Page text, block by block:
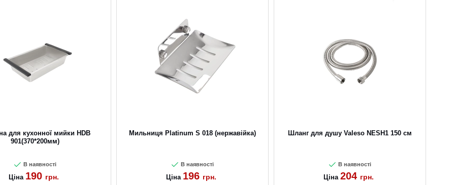
для кухонної мийки HDB
901(370*200мм)
В наявності
Ціна 190 грн.
Мильниця Platinum S 018 (нержавійка)
В наявності
Ціна 196 грн.
Шланг для душу Valeso NESH1 150 см
В наявності
Ціна 204 грн.